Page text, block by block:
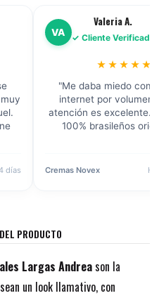
Valeria A.
✓ Cliente Verificado
★★★★★
"Me daba miedo comprar por
internet por volumen, pero la
es excelente. Productos
100% brasileños originales."
Novex Hace 1 semana
PRODUCTO
Largas Andreason la
un look llamativo, con